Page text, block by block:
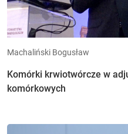
Machaliński Bogusław
Komórki krwiotwórcze w
komórkowych